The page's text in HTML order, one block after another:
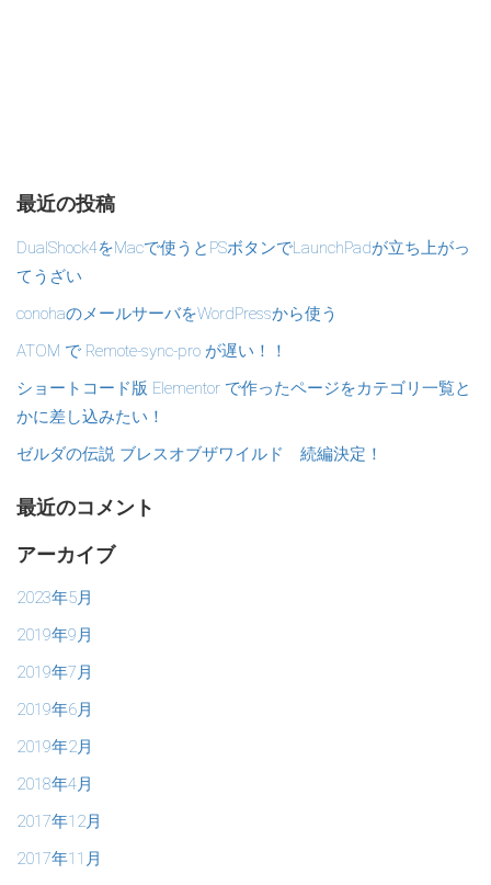
最近の投稿
DualShock4をMacで使うとPSボタンでLaunchPadが立ち上がっ
てうざい
conohaのメールサーバをWordPressから使う
ATOM で Remote-sync-pro が遅い！！
ショートコード版 Elementor で作ったページをカテゴリ一覧と
かに差し込みたい！
ゼルダの伝説 ブレスオブザワイルド 続編決定！
最近のコメント
アーカイブ
2023年5月
2019年9月
2019年7月
2019年6月
2019年2月
2018年4月
2017年12月
2017年11月